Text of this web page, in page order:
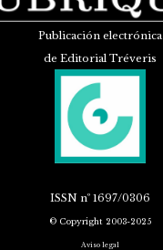
Publicación electrónica
de Editorial Tréveris
ISSNnº 1697/0306
© Copyright 2003-2025
Aviso legal